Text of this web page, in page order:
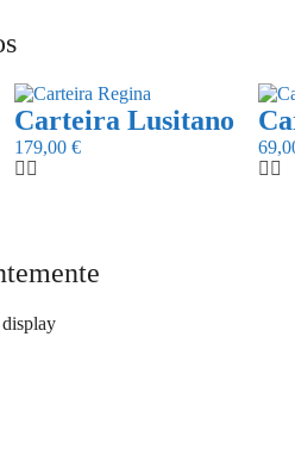
Carteira Lusitano
179,00 €